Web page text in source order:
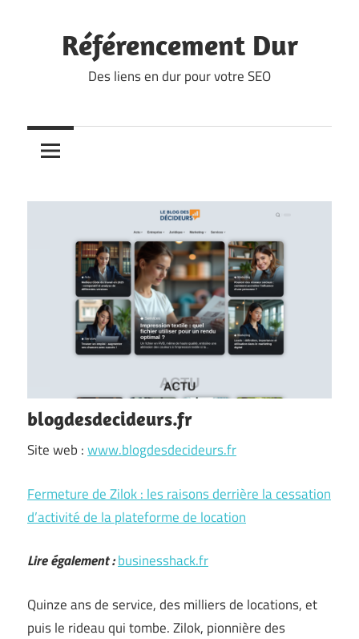
contentRéférencement Dur
Des liens en dur pour votre SEO
blogdesdecideurs.fr
Site web :www.blogdesdecideurs.fr
Fermeture de Zilok : les raisons derrière la cessation
d’activité de la plateforme de location
Lire également :businesshack.fr
Quinze ans de service, des milliers de locations, et
puis le rideau qui tombe. Zilok, pionnière des